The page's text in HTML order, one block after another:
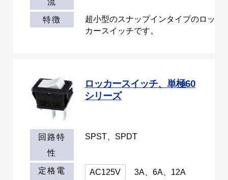
流
特徴
超小型のスナップインタイプのロッ
カースイッチです。
ロッカースイッチ、単極60
シリーズ
回路特
性
SPST、SPDT
定格電
AC125V 3A、6A、12A